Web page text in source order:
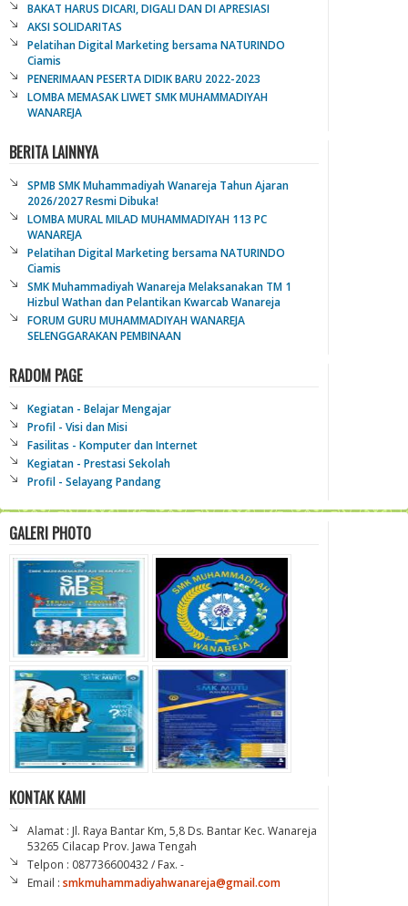
BAKAT HARUS DICARI, DIGALI DAN DI APRESIASI
AKSI SOLIDARITAS
Pelatihan Digital Marketing bersama NATURINDO
Ciamis
PENERIMAAN PESERTA DIDIK BARU 2022-2023
LOMBA MEMASAK LIWET SMK MUHAMMADIYAH
WANAREJA
BERITA LAINNYA
SPMB SMK Muhammadiyah Wanareja Tahun Ajaran
2026/2027 Resmi Dibuka!
LOMBA MURAL MILAD MUHAMMADIYAH 113 PC
WANAREJA
Pelatihan Digital Marketing bersama NATURINDO
Ciamis
SMK Muhammadiyah Wanareja Melaksanakan TM 1
Hizbul Wathan dan Pelantikan Kwarcab Wanareja
FORUM GURU MUHAMMADIYAH WANAREJA
SELENGGARAKAN PEMBINAAN
RADOM PAGE
Kegiatan - Belajar Mengajar
Profil - Visi dan Misi
Fasilitas - Komputer dan Internet
Kegiatan - Prestasi Sekolah
Profil - Selayang Pandang
GALERI PHOTO
KONTAK KAMI
Alamat : Jl. Raya Bantar Km, 5,8 Ds. Bantar Kec. Wanareja
53265 Cilacap Prov. Jawa Tengah
Telpon : 087736600432 / Fax. -
Email : smkmuhammadiyahwanareja@gmail.com